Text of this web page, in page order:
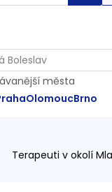
města
OlomoucBrno
Terapeuti v okolí